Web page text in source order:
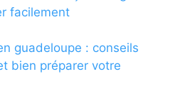
facilement
guadeloupe : conseils
bien préparer votre